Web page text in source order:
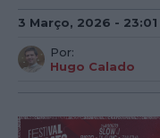
3 Março, 2026 - 23:01
Por:
Hugo Calado